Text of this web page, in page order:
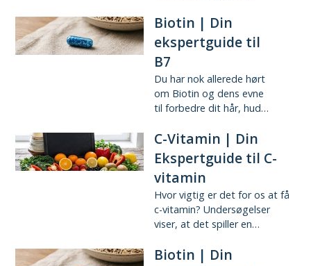
Biotin | Din
ekspertguide til
B7
Du har nok allerede hørt
om Biotin og dens evne
til forbedre dit hår, hud…
C-Vitamin | Din
Ekspertguide til C-
vitamin
Hvor vigtig er det for os at få
c-vitamin? Undersøgelser
viser, at det spiller en…
Biotin | Din